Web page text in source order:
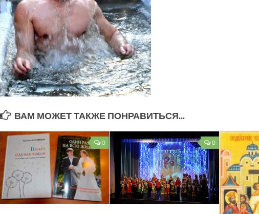
ВАМ МОЖЕТ ТАКЖЕ ПОНРАВИТЬСЯ...
0 0